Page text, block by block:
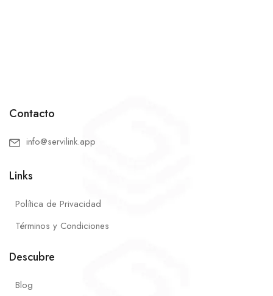
Contacto
info@servilink.app
Links
Política de Privacidad
Términos y Condiciones
Descubre
Blog